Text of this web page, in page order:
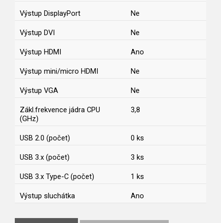
Výstup DisplayPort Ne
Výstup DVI Ne
Výstup HDMI Ano
Výstup mini/micro HDMI Ne
Výstup VGA Ne
Zákl.frekvence jádra CPU
(GHz)
3,8
USB 2.0 (počet) 0 ks
USB 3.x (počet) 3 ks
USB 3.x Type-C (počet) 1 ks
Výstup sluchátka Ano